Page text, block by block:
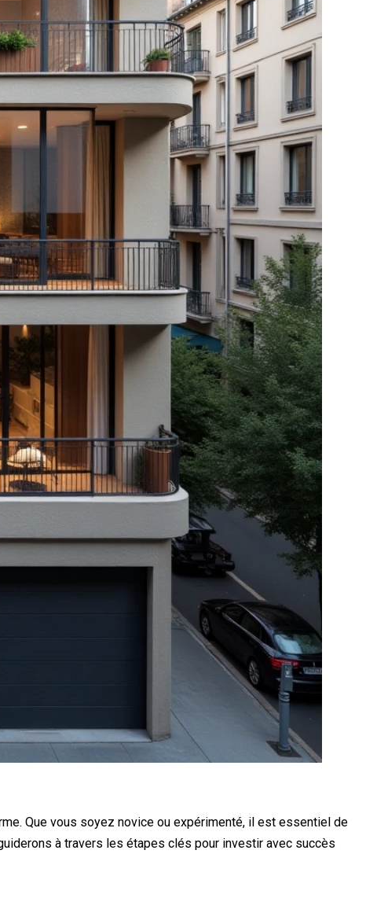
Que vous soyez novice ou expérimenté, il est essentiel de
à travers les étapes clés pour investir avec succès